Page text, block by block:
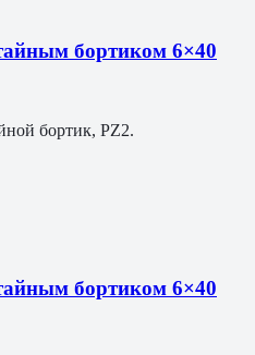
бортиком 6×40
бортик, PZ2.
бортиком 6×40